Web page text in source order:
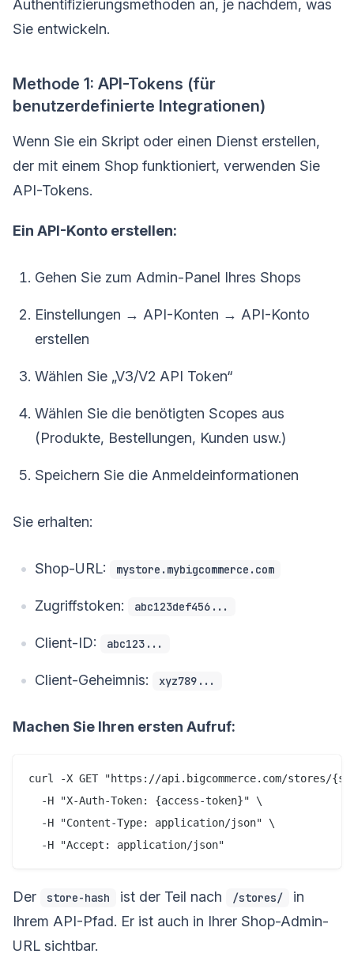
Authentifizierungsmethoden an, je nachdem, was
Sie entwickeln.
Methode 1: API-Tokens (für
benutzerdefinierte Integrationen)
Wenn Sie ein Skript oder einen Dienst erstellen,
der mit einem Shop funktioniert, verwenden Sie
API-Tokens.
Ein API-Konto erstellen:
Gehen Sie zum Admin-Panel Ihres Shops
Einstellungen → API-Konten → API-Konto
erstellen
Wählen Sie „V3/V2 API Token“
Wählen Sie die benötigten Scopes aus
(Produkte, Bestellungen, Kunden usw.)
Speichern Sie die Anmeldeinformationen
Sie erhalten:
Shop-URL: mystore.mybigcommerce.com
Zugriffstoken: abc123def456...
Client-ID: abc123...
Client-Geheimnis: xyz789...
Machen Sie Ihren ersten Aufruf:
curl -X GET "https://api.bigcommerce.com/stores/
  -H "X-Auth-Token: {access-token}" \
  -H "Content-Type: application/json" \
Der store-hash ist der Teil nach /stores/
in
Ihrem API-Pfad. Er ist auch in Ihrer Shop-Admin-
URL sichtbar.